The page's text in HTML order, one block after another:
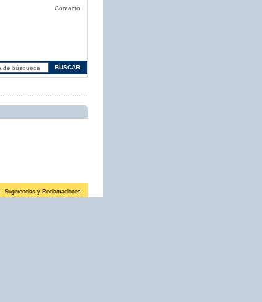
Contacto
Sugerencias y Reclamaciones